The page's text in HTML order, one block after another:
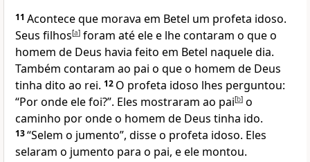
11 Acontece que morava em Betel um profeta idoso.
Seus filhos[a] foram até ele e lhe contaram o que o
homem de Deus havia feito em Betel naquele dia.
Também contaram ao pai o que o homem de Deus
tinha dito ao rei. 12 O profeta idoso lhes perguntou:
“Por onde ele foi?”. Eles mostraram ao pai[b] o
caminho por onde o homem de Deus tinha ido.
13“Selem o jumento”, disse o profeta idoso. Eles
selaram o jumento para o pai, e ele montou.